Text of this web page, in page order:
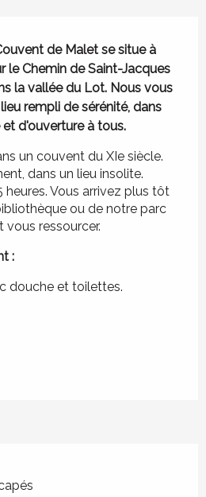
de Malet se situe à
le Chemin de Saint-Jacques
la vallée du Lot. Nous vous
rempli de sérénité, dans
d'ouverture à tous.
un couvent du XIe siècle.
dans un lieu insolite.
heures. Vous arrivez plus tôt
ou de notre parc
ressourcer.
:
douche et toilettes.